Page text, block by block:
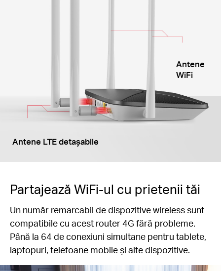
Antene LTE detașabile
Antene
WiFi
Partajează WiFi-ul cu prietenii tăi
Un număr remarcabil de dispozitive wireless sunt
compatibile cu acest router 4G fără probleme.
Până la 64 de conexiuni simultane pentru tablete,
laptopuri, telefoane mobile și alte dispozitive.